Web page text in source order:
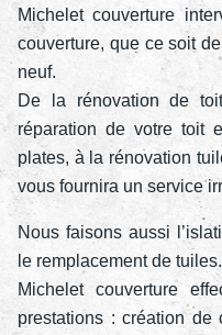
Michelet couverture
couverture, que ce soit
neuf.
De la rénovation de
réparation de votre toit
plates, à la rénovation
vous fournira un service
Nous faisons aussi
le remplacement de tuiles.
Michelet couverture
prestations : création de